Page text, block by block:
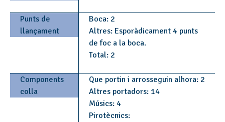
Punts de
llançament
Boca: 2
Altres: Esporàdicament 4 punts
de foc a la boca.
Total: 2
Components
colla
Que portin i arrosseguin alhora: 2
Altres portadors: 14
Músics: 4
Pirotècnics: